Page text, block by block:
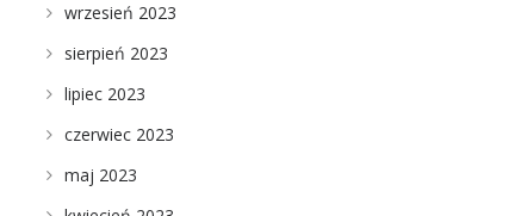
wrzesień 2023
sierpień 2023
lipiec 2023
czerwiec 2023
maj 2023